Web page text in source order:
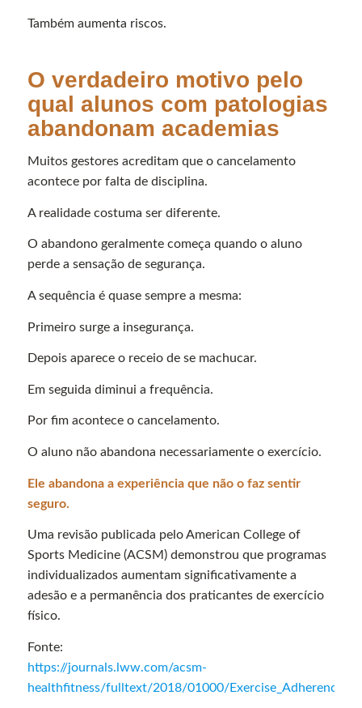
Também aumenta riscos.
O verdadeiro motivo pelo
qual alunos com patologias
abandonam academias
Muitos gestores acreditam que o cancelamento
acontece por falta de disciplina.
A realidade costuma ser diferente.
O abandono geralmente começa quando o aluno
perde a sensação de segurança.
A sequência é quase sempre a mesma:
Primeiro surge a insegurança.
Depois aparece o receio de se machucar.
Em seguida diminui a frequência.
Por fim acontece o cancelamento.
O aluno não abandona necessariamente o exercício.
Ele abandona a experiência que não o faz sentir
seguro.
Uma revisão publicada pelo American College of
Sports Medicine (ACSM) demonstrou que programas
individualizados aumentam significativamente a
adesão e a permanência dos praticantes de exercício
físico.
Fonte:
https://journals.lww.com/acsm-
healthfitness/fulltext/2018/01000/